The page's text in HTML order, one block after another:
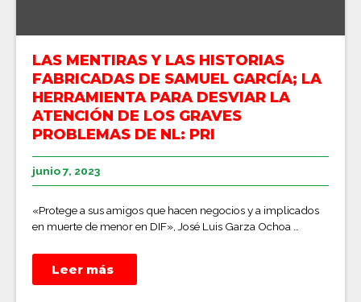
LAS MENTIRAS Y LAS HISTORIAS
FABRICADAS DE SAMUEL GARCÍA; LA
HERRAMIENTA PARA DESVIAR LA
ATENCIÓN DE LOS GRAVES
PROBLEMAS DE NL: PRI
junio 7, 2023
«Protege a sus amigos que hacen negocios y a implicados
en muerte de menor en DIF», José Luis Garza Ochoa …
Leer más